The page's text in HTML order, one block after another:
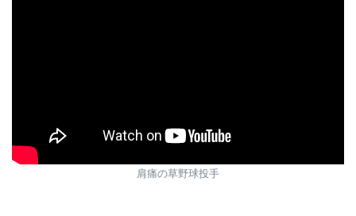
肩痛の草野球投手